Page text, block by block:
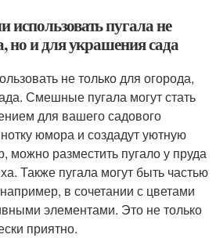
пугала не
но и для украшения сада
не только для огорода,
Смешные пугала могут стать
для вашего садового
юмора и создадут уютную
разместить пугало у пруда
Также пугала могут быть частью
в сочетании с цветами
элементами. Это не только
приятно.